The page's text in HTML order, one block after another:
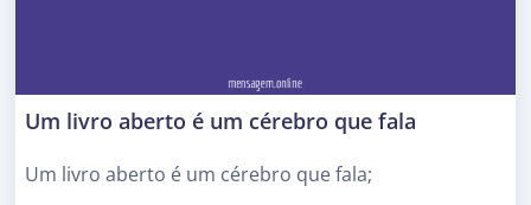
Um livro aberto é um cérebro que fala
Um livro aberto é um cérebro que fala;